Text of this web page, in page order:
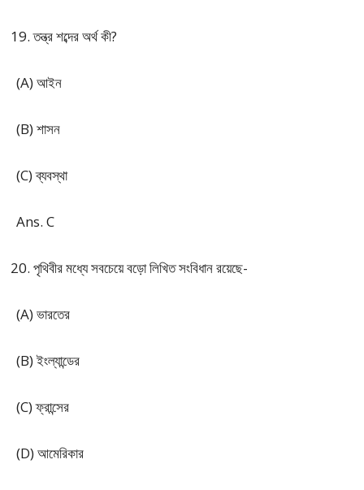
তন্ত্র শব্দের অর্থ কী?
(A) আইন
(B) শাসন
(C) ব্যবস্থা
Ans. C
পৃথিবীর মধ্যে সবচেয়ে বড়ো লিখিত সংবিধান রয়েছে-
(A) ভারতের
(B) ইংল্যান্ডের
(C) ফ্রান্সের
(D) আমেরিকার